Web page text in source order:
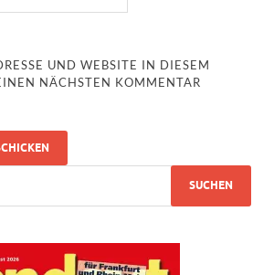
UND WEBSITE IN DIESEM
NÄCHSTEN KOMMENTAR